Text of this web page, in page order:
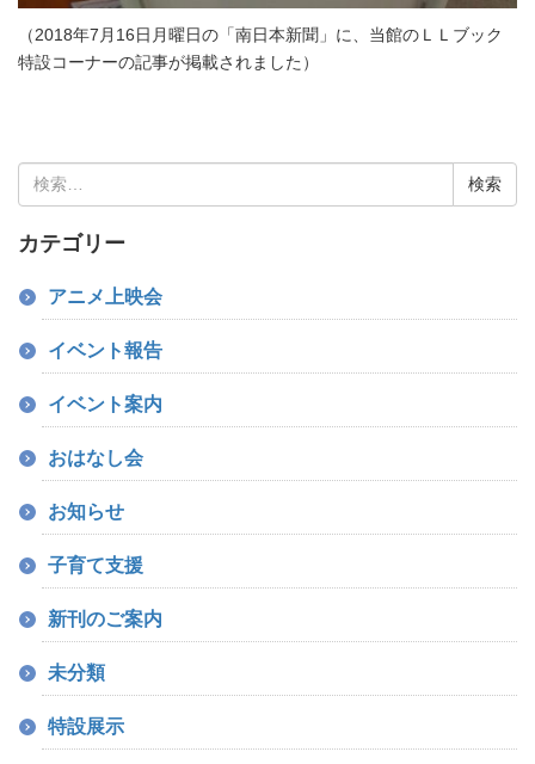
（2018年7月16日月曜日の「南日本新聞」に、当館のＬＬブック
特設コーナーの記事が掲載されました）
索:
カテゴリー
アニメ上映会
イベント報告
イベント案内
おはなし会
お知らせ
子育て支援
新刊のご案内
未分類
特設展示